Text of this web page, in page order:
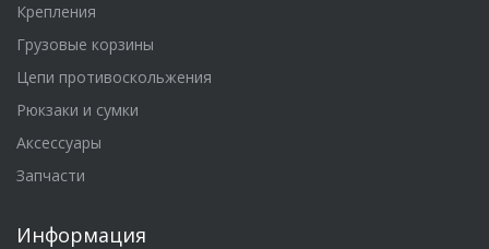
Крепления
Грузовые корзины
Цепи противоскольжения
Рюкзаки и сумки
Аксессуары
Запчасти
Информация